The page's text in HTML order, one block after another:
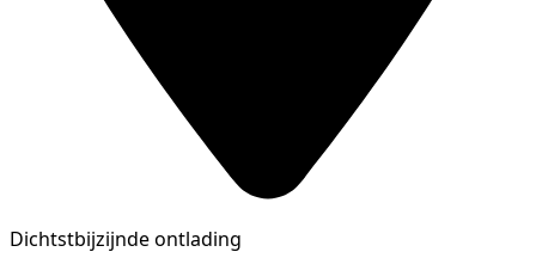
Dichtstbijzijnde ontlading